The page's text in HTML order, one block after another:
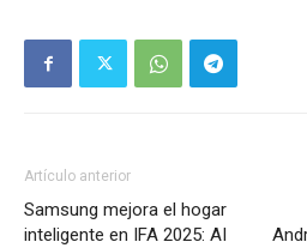
Artículo anterior
Samsung mejora el hogar
inteligente en IFA 2025: AI